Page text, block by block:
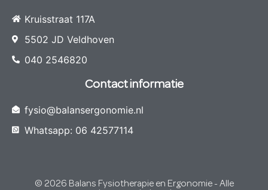
Kruisstraat 117A
5502 JD Veldhoven
040 2546820
Contact informatie
fysio@balansergonomie.nl
Whatsapp: 06 42577114
© 2026 Balans Fysiotherapie en Ergonomie - Alle